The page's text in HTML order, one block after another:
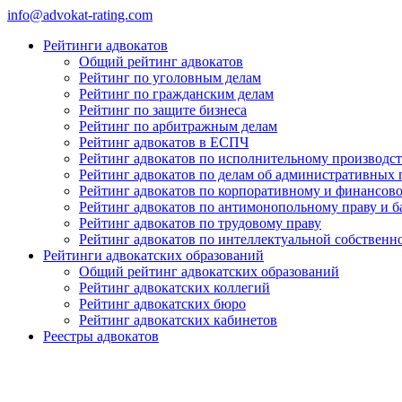
info@advokat-rating.com
Рейтинги адвокатов
Общий рейтинг адвокатов
Рейтинг по уголовным делам
Рейтинг по гражданским делам
Рейтинг по защите бизнеса
Рейтинг по арбитражным делам
Рейтинг адвокатов в ЕСПЧ
Рейтинг адвокатов по исполнительному
Рейтинг адвокатов по делам об административных
Рейтинг адвокатов по корпоративному и
Рейтинг адвокатов по антимонопольному праву и
Рейтинг адвокатов по трудовому праву
Рейтинг адвокатов по интеллектуальной
Рейтинги адвокатских образований
Общий рейтинг адвокатских образований
Рейтинг адвокатских коллегий
Рейтинг адвокатских бюро
Рейтинг адвокатских кабинетов
Реестры адвокатов